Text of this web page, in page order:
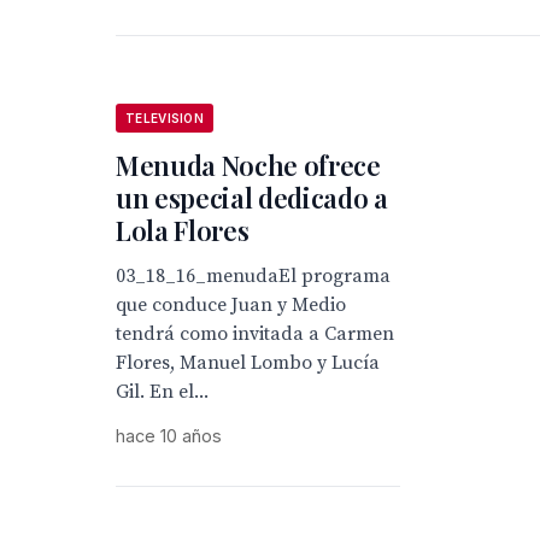
TELEVISION
Menuda Noche ofrece
un especial dedicado a
Lola Flores
03_18_16_menudaEl programa
que conduce Juan y Medio
tendrá como invitada a Carmen
Flores, Manuel Lombo y Lucía
Gil. En el...
hace 10 años